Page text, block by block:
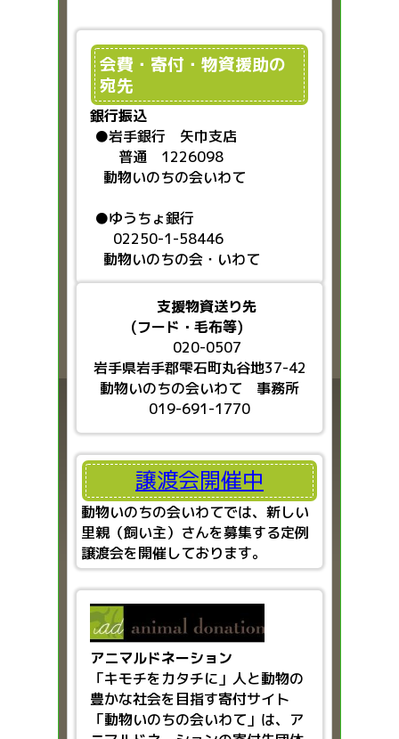
会費・寄付・物資援助の
宛先
銀行振込
●岩手銀行 矢巾支店
普通 1226098
動物いのちの会いわて
●ゆうちょ銀行
02250-1-58446
動物いのちの会・いわて
支援物資送り先
(フード・毛布等)
020-0507
岩手県岩手郡雫石町丸谷地37-42
動物いのちの会いわて 事務所
019-691-1770
譲渡会開催中
動物いのちの会いわてでは、新しい
里親（飼い主）さんを募集する定例
譲渡会を開催しております。
アニマルドネーション
「キモチをカタチに」人と動物の
豊かな社会を目指す寄付サイト
「動物いのちの会いわて」は、ア